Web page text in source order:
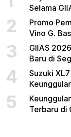
Selama
2
Promo
Vino G.
3
GIIAS
Baru di
4
Suzuki
5
Terbaru di